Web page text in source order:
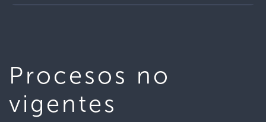
Procesos no
vigentes